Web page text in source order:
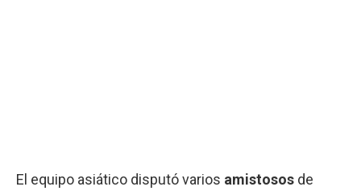
El equipo asiático disputó varios amistosos de